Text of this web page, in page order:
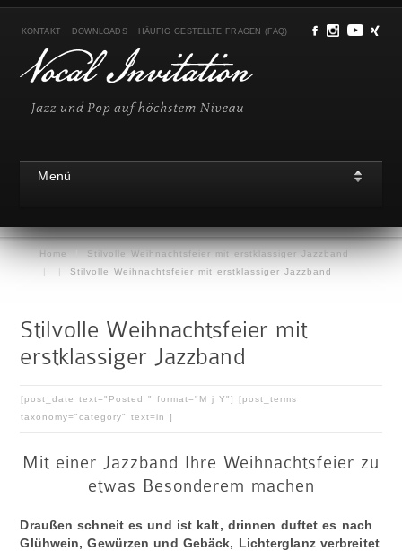
KONTAKT DOWNLOADS HÄUFIG GESTELLTE FRAGEN (FAQ)
Menü
Home
Stilvolle Weihnachtsfeier mit erstklassiger Jazzband
Stilvolle Weihnachtsfeier mit erstklassiger Jazzband
Stilvolle Weihnachtsfeier mit
erstklassiger Jazzband
[post_date text="Posted " format="M j Y"] [post_terms
taxonomy="category" text=in ]
Mit einer Jazzband Ihre Weihnachtsfeier zu
etwas Besonderem machen
Draußen schneit es und ist kalt, drinnen duftet es nach
Glühwein, Gewürzen und Gebäck, Lichterglanz verbreitet